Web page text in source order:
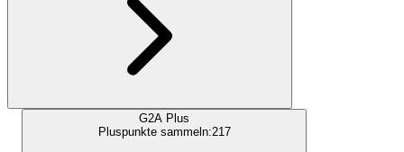
G2A Plus
Pluspunkte sammeln:217